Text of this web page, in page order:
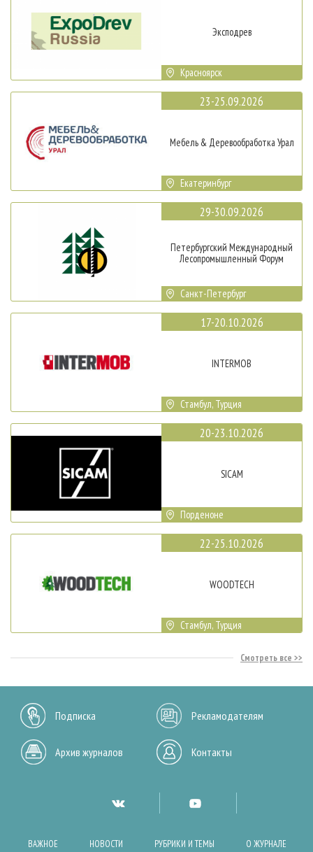
Эксподрев
Красноярск
23-25.09.2026
Мебель & Деревообработка Урал
Екатеринбург
29-30.09.2026
Петербургский Международный
Лесопромышленный Форум
Санкт-Петербург
17-20.10.2026
INTERMOB
Стамбул, Турция
20-23.10.2026
SICAM
Порденоне
22-25.10.2026
WOODTECH
Стамбул, Турция
Смотреть все
Подписка Рекламодателям
Архив журналов Контакты
ВАЖНОЕ НОВОСТИ РУБРИКИ И ТЕМЫ О ЖУРНАЛЕ